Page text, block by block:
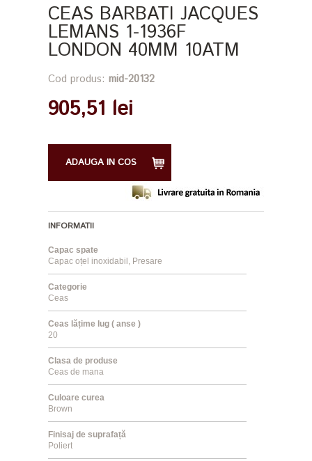
CEAS BARBATI JACQUES
LEMANS 1-1936F
LONDON 40MM 10ATM
Cod produs: mid-20132
905,51 lei
ADAUGA IN COS
INFORMATII
Capac spate
Capac oțel inoxidabil, Presare
Categorie
Ceas
Ceas lățime lug ( anse )
20
Clasa de produse
Ceas de mana
Culoare curea
Brown
Finisaj de suprafață
Poliert